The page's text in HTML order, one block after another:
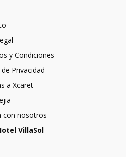
y Condiciones
Privacidad
a Xcaret
con nosotros
VillaSol